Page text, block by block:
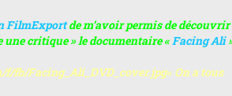
FilmExportde m’avoir permis de découvrir
une critique » le documentaire «Facing Ali
« On a tous